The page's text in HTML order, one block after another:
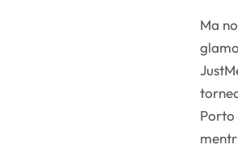
Ma
Porto